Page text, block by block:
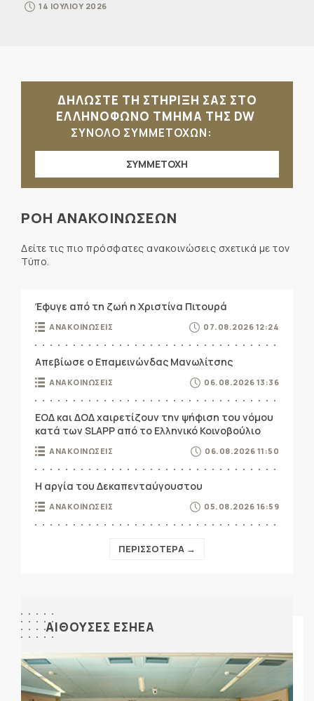
14 ΙΟΥΛΙΟΥ 2026
ΔΗΛΩΣΤΕ ΤΗ ΣΤΗΡΙΞΗ ΣΑΣ ΣΤΟ
ΕΛΛΗΝΟΦΩΝΟ ΤΜΗΜΑ ΤΗΣ DW
ΣΥΝΟΛΟ ΣΥΜΜΕΤΟΧΩΝ:
ΣΥΜΜΕΤΟΧΗ
ΡΟΗ ΑΝΑΚΟΙΝΩΣΕΩΝ
Δείτε τις πιο πρόσφατες ανακοινώσεις σχετικά με τον
Τύπο.
Έφυγε από τη ζωή η Χριστίνα Πιτουρά
ΑΝΑΚΟΙΝΩΣΕΙΣ 07.08.2026 12:24
Απεβίωσε ο Επαμεινώνδας Μανωλίτσης
ΑΝΑΚΟΙΝΩΣΕΙΣ 06.08.2026 13:36
ΕΟΔ και ΔΟΔ χαιρετίζουν την ψήφιση του νόμου
κατά των SLAPP από το Ελληνικό Κοινοβούλιο
ΑΝΑΚΟΙΝΩΣΕΙΣ 06.08.2026 11:50
Η αργία του Δεκαπενταύγουστου
ΑΝΑΚΟΙΝΩΣΕΙΣ 05.08.2026 16:59
ΠΕΡΙΣΣΟΤΕΡΑ →
ΑΙΘΟΥΣΕΣ ΕΣΗΕΑ